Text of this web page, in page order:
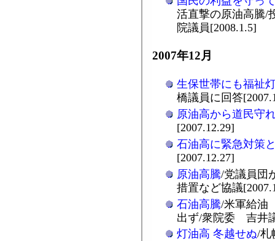
活直撃の原油高騰/
院議員[2008.1.5]
2007年12月
生保世帯にも福祉
橋議員に回答
原油高から道民守
[2007.12.29]
石油高に緊急対策
[2007.12.27]
原油高騰/党議員団
措置など協議
石油高騰/米軍給
出ず/衆院委 吉井
灯油高 冬越せぬ/札